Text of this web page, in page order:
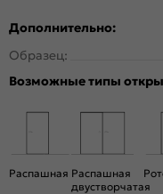
Система открывания:
Конструкция двери:
Цвет:
Общий цвет:
Тип погонажных
Дополнительно:
Образец:
Возможные типы
Распашная Распашная
двустворчатая